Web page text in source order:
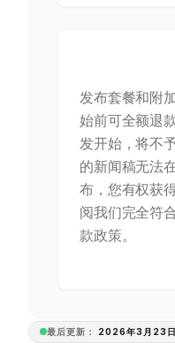
发布套餐和附
始前可全额退
发开始，将不
的新闻稿无法
布，您有权获
阅我们完全符
款政策。
最后更新： 2026年3月23日